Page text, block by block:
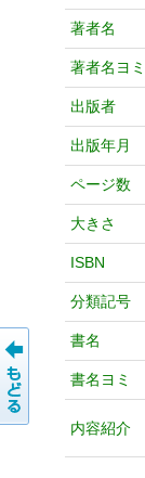
著者名
著者名ヨミ
出版者
出版年月
ページ数
大きさ
ISBN
分類記号
書名
書名ヨミ
内容紹介